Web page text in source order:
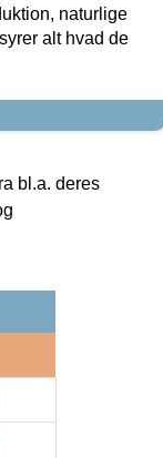
naturlige
alt hvad de
bl.a. deres